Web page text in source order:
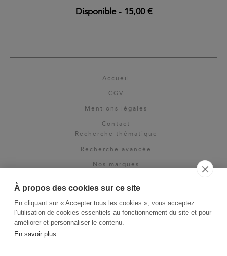
À propos des cookies sur ce site
En cliquant sur « Accepter tous les cookies », vous acceptez
l’utilisation de cookies essentiels au fonctionnement du site et pour
améliorer et personnaliser le contenu.
En savoir plus
Disponible- 15,00 €
Accueil
CGV
Mentions légales
Contact
Recherche thématique
Recherche avancée
Nos marques
Espace pro
Newsletter
La Vie des Classiques